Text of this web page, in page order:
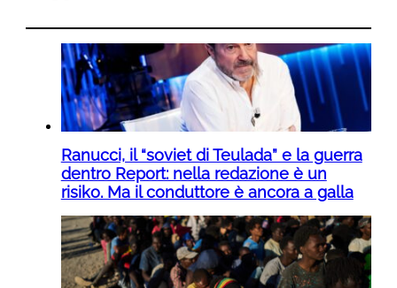
Ranucci, il “soviet di Teulada” e la guerra
dentro Report: nella redazione è un
risiko. Ma il conduttore è ancora a galla